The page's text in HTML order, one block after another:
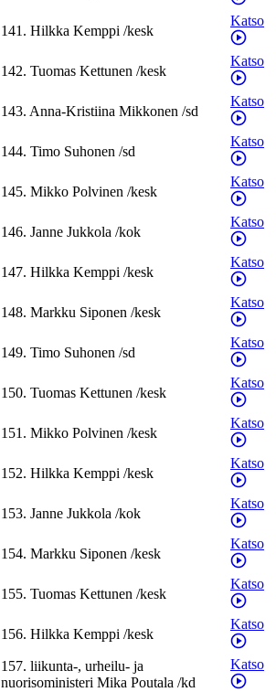
141. Hilkka Kemppi /kesk
Katso
142. Tuomas Kettunen /kesk
Katso
143. Anna-Kristiina Mikkonen /sd
Katso
144. Timo Suhonen /sd
Katso
145. Mikko Polvinen /kesk
Katso
146. Janne Jukkola /kok
Katso
147. Hilkka Kemppi /kesk
Katso
148. Markku Siponen /kesk
Katso
149. Timo Suhonen /sd
Katso
150. Tuomas Kettunen /kesk
Katso
151. Mikko Polvinen /kesk
Katso
152. Hilkka Kemppi /kesk
Katso
153. Janne Jukkola /kok
Katso
154. Markku Siponen /kesk
Katso
155. Tuomas Kettunen /kesk
Katso
156. Hilkka Kemppi /kesk
Katso
157. liikunta-, urheilu- ja
nuorisoministeri Mika Poutala /kd
Katso